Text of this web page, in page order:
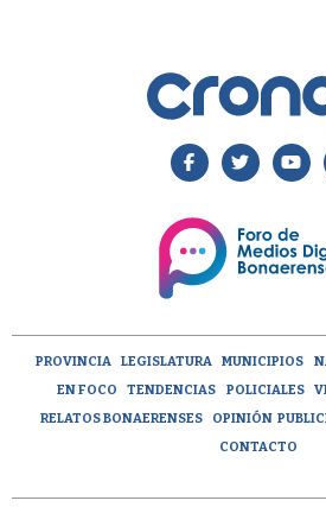
PROVINCIA LEGISLATURA MUNICIPIOS
EN FOCO
TENDENCIAS POLICIALES
RELATOS BONAERENSES
OPINIÓN
CONTACTO